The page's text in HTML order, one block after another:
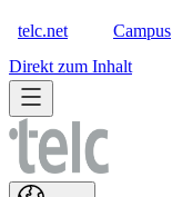
telc.net Campus
Direkt zum Inhalt